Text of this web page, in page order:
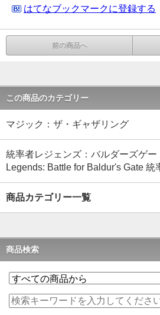
はてなブックマークに登録する
前の商品へ
この商品のカテゴリー
マジック：ザ・ギャザリング
統率者レジェンズ：バルダーズゲ
Legends: Battle for Baldur's Gate 統
商品カテゴリー一覧
商品検索